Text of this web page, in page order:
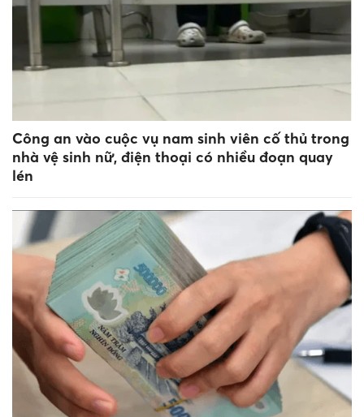
Công an vào cuộc vụ nam sinh viên cố thủ trong
nhà vệ sinh nữ, điện thoại có nhiều đoạn quay
lén